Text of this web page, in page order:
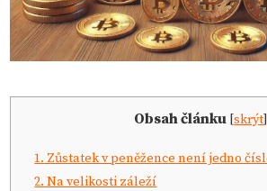
Obsah článku [skrýt]
1. Zůstatek v peněžence není jedno
2. Na velikosti záleží